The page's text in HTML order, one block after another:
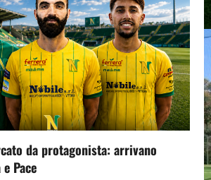
da protagonista: arrivano
Pace